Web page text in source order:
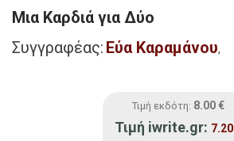
Μια Καρδιά για Δύο
Συγγραφέας: Εύα Καραμάνου,
Τιμή εκδότη: 8.00 €
Τιμή iwrite.gr: 7.20